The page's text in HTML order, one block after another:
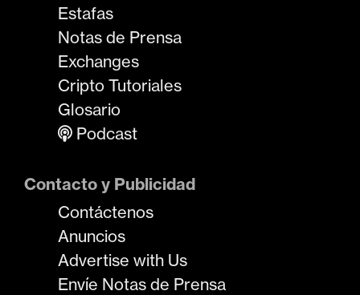
Estafas
Notas de Prensa
Exchanges
Cripto Tutoriales
Glosario
Podcast
Contacto y Publicidad
Contáctenos
Anuncios
Advertise with Us
Envíe Notas de Prensa